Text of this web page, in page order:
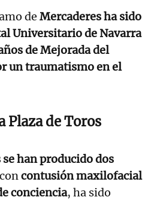
de Mercaderes ha sido
Universitario de Navarra
de Mejorada del
un traumatismo en el
Plaza de Toros
se han producido dos
contusión maxilofacial
conciencia, ha sido